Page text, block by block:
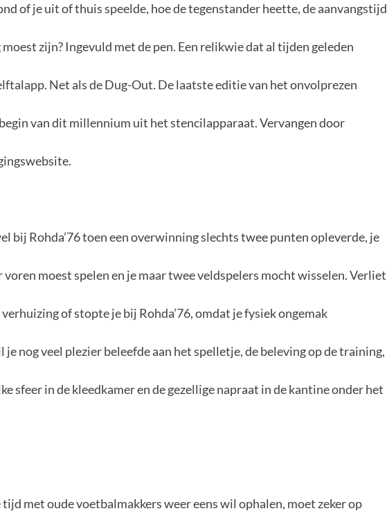
of je uit of thuis speelde, hoe de tegenstander heette, de aanvangstijd
zijn? Ingevuld met de pen. Een relikwie dat al tijden geleden
Net als de Dug-Out. De laatste editie van het onvolprezen
van dit millennium uit het stencilapparaat. Vervangen door
bij Rohda’76 toen een overwinning slechts twee punten opleverde, je
voren moest spelen en je maar twee veldspelers mocht wisselen. Verliet
of stopte je bij Rohda’76, omdat je fysiek ongemak
je nog veel plezier beleefde aan het spelletje, de beleving op de training,
sfeer in de kleedkamer en de gezellige napraat in de kantine onder het
met oude voetbalmakkers weer eens wil ophalen, moet zeker op